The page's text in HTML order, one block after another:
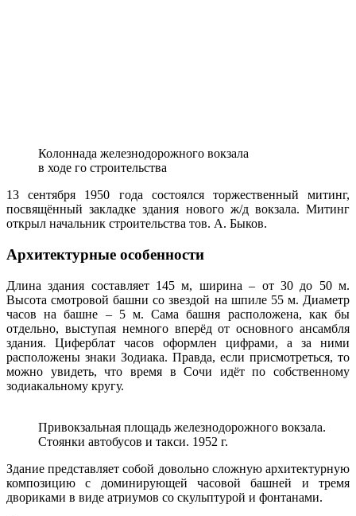
Колоннада железнодорожного вокзала
в ходе го строительства
13 сентября 1950 года состоялся торжественный митинг,
посвящённый закладке здания нового ж/д вокзала. Митинг
открыл начальник строительства тов. А. Быков.
Архитектурные особенности
Длина здания составляет 145 м, ширина – от 30 до 50 м.
Высота смотровой башни со звездой на шпиле 55 м. Диаметр
часов на башне – 5 м. Сама башня расположена, как бы
отдельно, выступая немного вперёд от основного ансамбля
здания. Циферблат часов оформлен цифрами, а за ними
расположены знаки Зодиака. Правда, если присмотреться, то
можно увидеть, что время в Сочи идёт по собственному
зодиакальному кругу.
Привокзальная площадь железнодорожного вокзала.
Стоянки автобусов и такси. 1952 г.
Здание представляет собой довольно сложную архитектурную
композицию с доминирующей часовой башней и тремя
двориками в виде атриумов со скульптурой и фонтанами.